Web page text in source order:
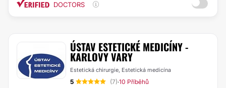
DOCTORS
ÚSTAV ESTETICKÉ MEDICÍNY -
KARLOVY VARY
Estetická chirurgie, Estetická medicína
5 (7)·10 Příběhů